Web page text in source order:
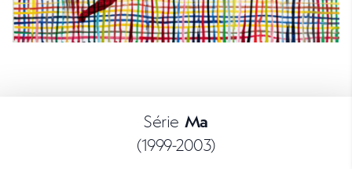
Série Ma
(1999-2003)